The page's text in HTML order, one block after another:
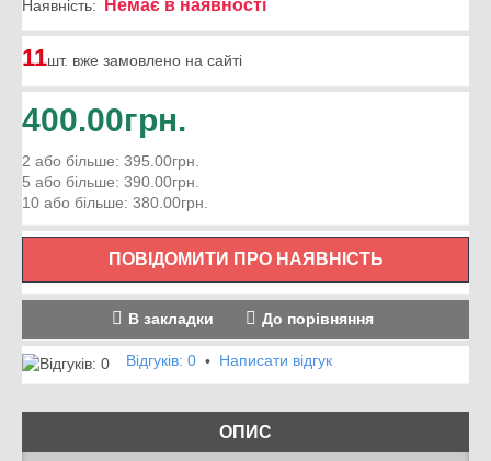
Наявність:
Немає в наявності
11шт. вже замовлено на сайті
400.00грн.
2 або більше: 395.00грн.
5 або більше: 390.00грн.
10 або більше: 380.00грн.
ПОВІДОМИТИ ПРО НАЯВНІСТЬ
В закладки До порівняння
Відгуків: 0 • Написати відгук
ОПИС